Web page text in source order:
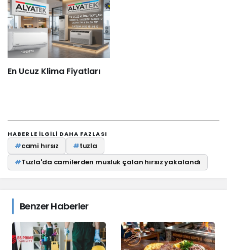
En Ucuz Klima Fiyatları
HABERLE ILGILI DAHA FAZLASI
#cami hırsız #tuzla
#Tuzla'da camilerden musluk çalan hırsız yakalandı
Benzer Haberler